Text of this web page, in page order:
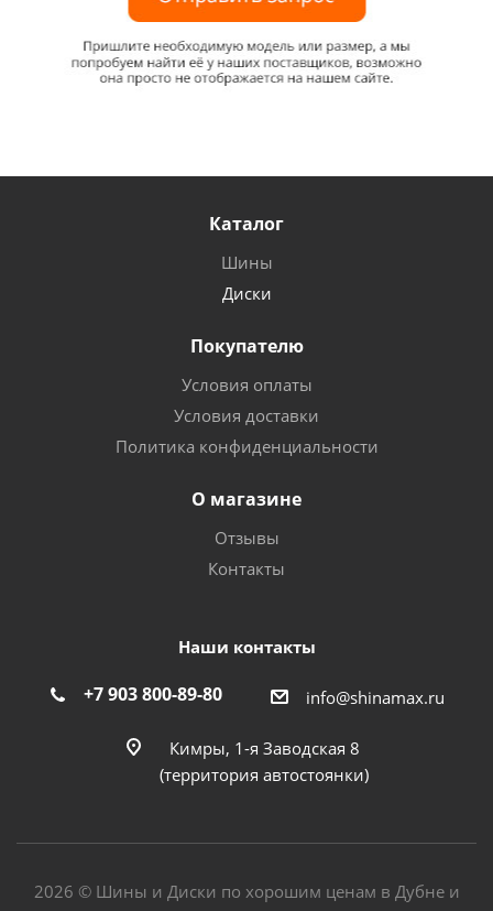
Каталог
Шины
Диски
Покупателю
Условия оплаты
Условия доставки
Политика конфиденциальности
О магазине
Отзывы
Контакты
Наши контакты
+7 903 800-89-80 info@shinamax.ru
Кимры, 1-я Заводская 8
(территория автостоянки)
2026 © Шины и Диски по хорошим ценам в Дубне и